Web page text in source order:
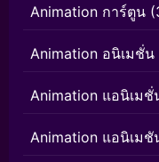
Animation การ์ตูน
Animation อนิเมชั่น
Animation แอนิเมชั่
Animation แอนิเมชั